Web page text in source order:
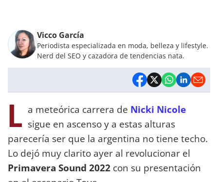
Vicco García
Periodista especializada en moda, belleza y lifestyle.
Nerd del SEO y cazadora de tendencias nata.
L a meteórica carrera de Nicki Nicole
sigue en ascenso y a estas alturas
parecería ser que la argentina no tiene techo.
Lo dejó muy clarito ayer al revolucionar el
Primavera Sound 2022 con su presentación